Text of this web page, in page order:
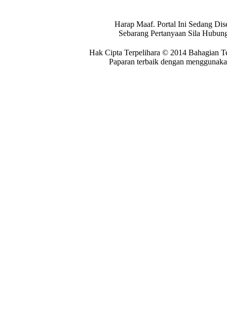
Harap Maaf. Portal Ini Sedang
Sebarang Pertanyaan Sila
Hak Cipta Terpelihara © 2014 Bahagian
Paparan terbaik dengan